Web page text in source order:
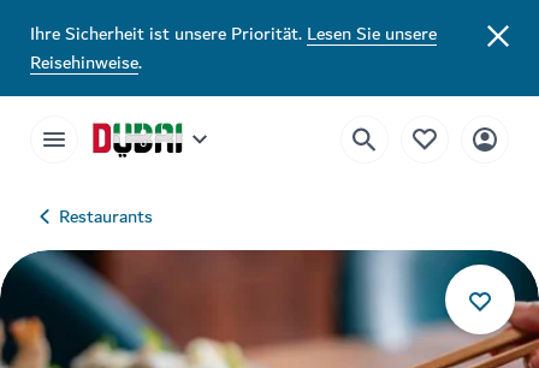
Ihre Sicherheit ist unsere Priorität.Lesen Sie unsere
Reisehinweise.
Restaurants